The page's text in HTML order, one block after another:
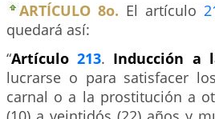
ARTÍCULO 8o. El artículo
quedará así:
“Artículo213. Inducción a
lucrarse o para satisfacer
carnal o a la prostitución a